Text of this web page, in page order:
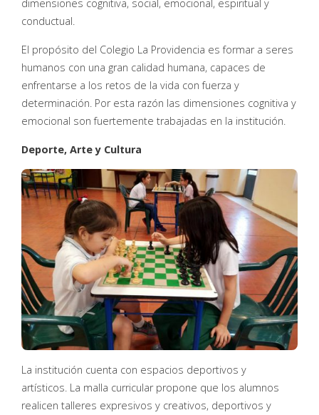
dimensiones cognitiva, social, emocional, espiritual y
conductual.
El propósito del Colegio La Providencia es formar a seres
humanos con una gran calidad humana, capaces de
enfrentarse a los retos de la vida con fuerza y
determinación. Por esta razón las dimensiones cognitiva y
emocional son fuertemente trabajadas en la institución.
Deporte, Arte y Cultura
La institución cuenta con espacios deportivos y
artísticos. La malla curricular propone que los alumnos
realicen talleres expresivos y creativos, deportivos y